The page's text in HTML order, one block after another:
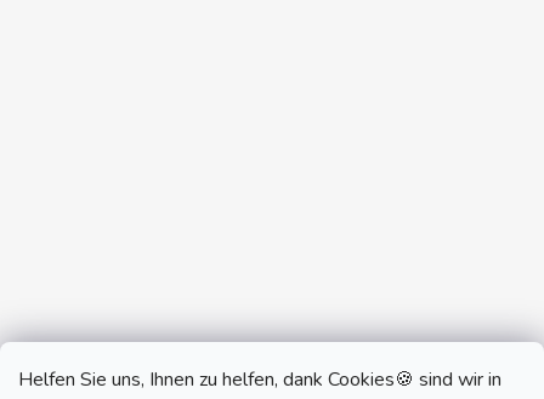
Helfen Sie uns, Ihnen zu helfen, dank Cookies🍪 sind wir in